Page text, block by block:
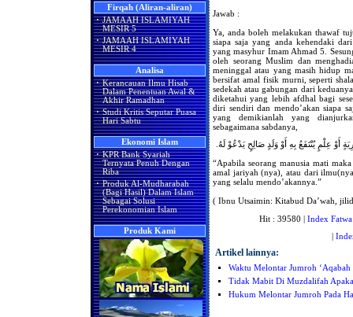
Firqah (Aliran-aliran)
· JAMAAH ISLAMIYAH
MESIR 5
· JAMAAH ISLAMIYAH
MESIR 4
Analisa
· Kerancauan Ilmu Hisab
Dalam Penentuan Awal &
Akhir Ramadhan
· Studi Kritis Seputar Puasa
Hari Sabtu
Ekonomi Islam
· KPR Bank Syariah
Ternyata Penuh Dengan
Riba
· Produk Al-Mudharabah
(Bagi Hasil) Dalam Islam
Sebagai Solusi
Perekonomian Islam
Produk Kami
Jawab :
Ya, anda boleh melakukan thawaf
siapa saja yang anda kehendaki
yang masyhur Imam Ahmad 5.
oleh seorang Muslim dan
meninggal atau yang masih hidup
bersifat amal fisik murni, seperti
sedekah atau gabungan dari
diketahui yang lebih afdhal bagi
diri sendiri dan mendo’akan siapa
yang demikianlah yang
sebagaimana sabdanya,
أَوْ عِلْمٍ يُنْتَفَعُ بِهِ أَوْ وَلَدٍ صَالِحٍ يَدْعُوْ لَهُ.
“Apabila seorang manusia mati
amal jariyah (nya), atau dari
yang selalu mendo’akannya.”
( Ibnu Utsaimin: Kitabud Da’wah,
Hit : 39580 | Index Fatwa
Artikel lainnya:
Waktu Melontar Jumroh ‘Aqabah
Tidak Mabit Di Muzdalifah
Hukum Melontar Jumroh Pada